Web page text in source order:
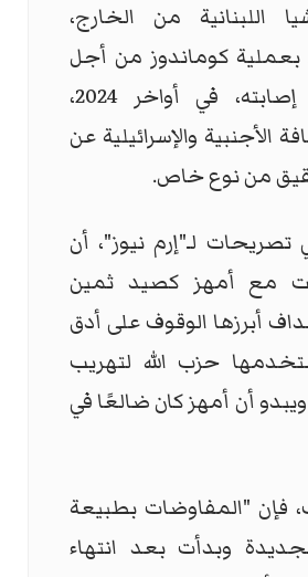
اللبنانية من الخارج،
بعملية كوماندوز من أجل
اختطافه دون إصابته، في أواخر 2024،
الأجنبية والإسرائيلية عن
من نوع خاص.
لـ"إرم نيوز"، أن
مع أمهز كصيد ثمين
أبرزها الوقوف على أدق
حزب الله لتهريب
ويبدو أن أمهز كان ضالعًا في
"المفاوضات بطبيعة
وبدأت بعد انتهاء